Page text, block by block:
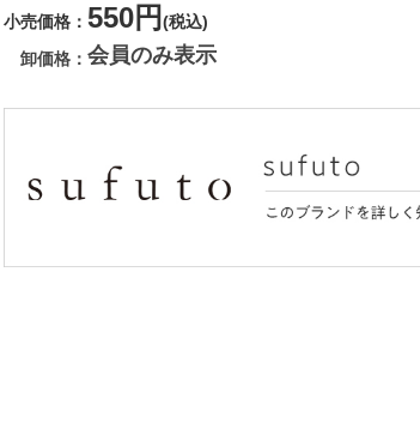
小売価格 550円 (税込)
卸価格
会員のみ表示